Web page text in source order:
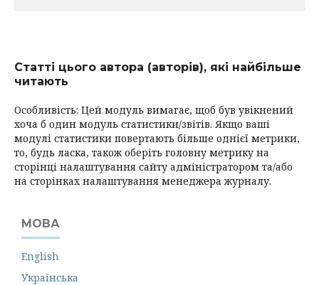
Статті цього автора (авторів), які найбільше
читають
Особливість: Цей модуль вимагає, щоб був увікнений
хоча б один модуль статистики/звітів. Якщо ваші
модулі статистики повертають більше однієї метрики,
то, будь ласка, також оберіть головну метрику на
сторінці налаштування сайту адміністратором та/або
на сторінках налаштування менеджера журналу.
МОВА
English
Українська